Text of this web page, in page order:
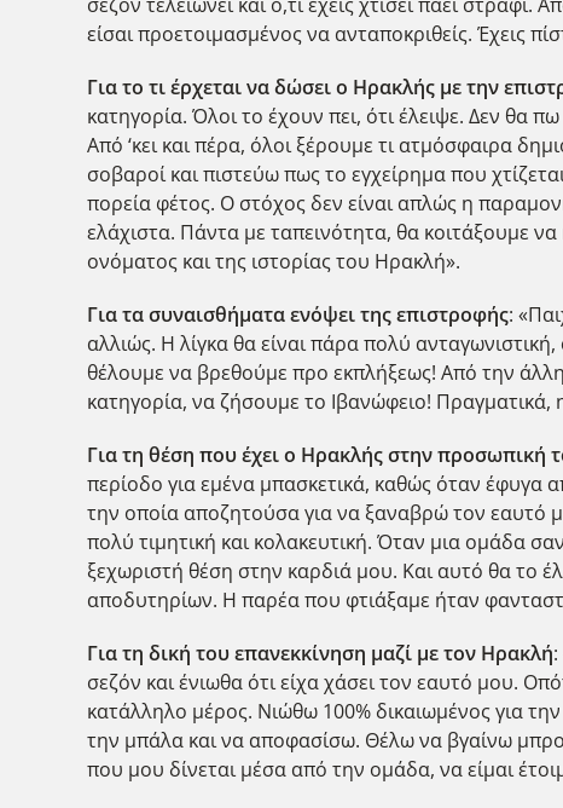
είσαι προετοιμασμένος να ανταποκριθείς. Έχεις
Για το τι έρχεται να δώσει ο Ηρακλής με την
κατηγορία. Όλοι το έχουν πει, ότι έλειψε. Δεν θα
Από ‘κει και πέρα, όλοι ξέρουμε τι ατμόσφαιρα
σοβαροί και πιστεύω πως το εγχείρημα που
πορεία φέτος. Ο στόχος δεν είναι απλώς η
ελάχιστα. Πάντα με ταπεινότητα, θα κοιτάξουμε
ονόματος και της ιστορίας του Ηρακλή».
Για τα συναισθήματα ενόψει της επιστροφής:
αλλιώς. Η λίγκα θα είναι πάρα πολύ
θέλουμε να βρεθούμε προ εκπλήξεως! Από την
κατηγορία, να ζήσουμε το Ιβανώφειο!
Για τη θέση που έχει ο Ηρακλής στην προσωπική
περίοδο για εμένα μπασκετικά, καθώς όταν
την οποία αποζητούσα για να ξαναβρώ τον
πολύ τιμητική και κολακευτική. Όταν μια ομάδα
ξεχωριστή θέση στην καρδιά μου. Και αυτό θα το
αποδυτηρίων. Η παρέα που φτιάξαμε ήταν
Για τη δική του επανεκκίνηση μαζί με τον Ηρακλή
σεζόν και ένιωθα ότι είχα χάσει τον εαυτό μου.
κατάλληλο μέρος. Νιώθω 100% δικαιωμένος για
την μπάλα και να αποφασίσω. Θέλω να βγαίνω
που μου δίνεται μέσα από την ομάδα, να είμαι